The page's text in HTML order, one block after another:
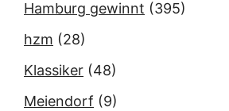
Hamburg gewinnt (395)
hzm (28)
Klassiker (48)
Meiendorf (9)